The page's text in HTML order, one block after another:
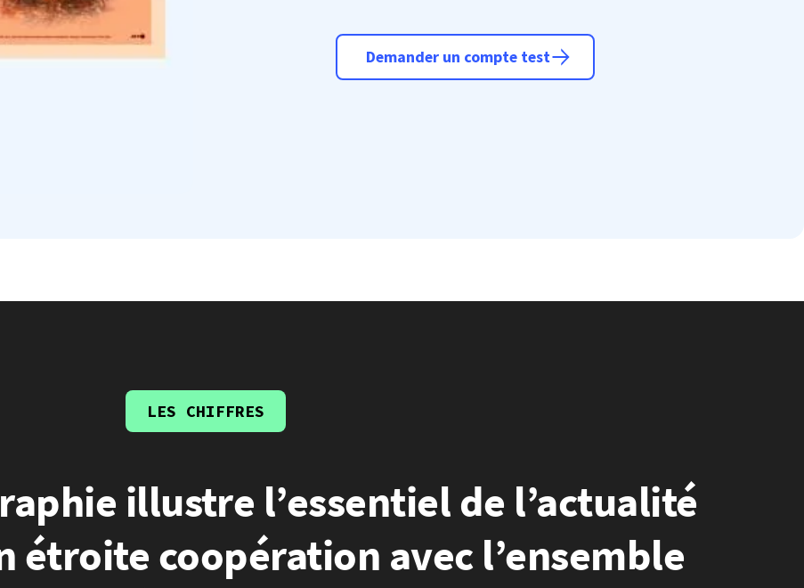
Demander un compte test
LES CHIFFRES
illustre l’essentiel de l’actualité
étroite coopération avec l’ensemble